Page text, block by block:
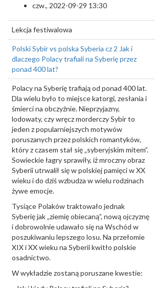
czw., 2022-09-29 13:30
Lekcja festiwalowa
Polski Sybir vs polska Syberia cz 2 Jak i
dlaczego Polacy trafiali na Syberię przez
ponad 400 lat?
Polacy na Syberię trafiają od ponad 400 lat.
Dla wielu było to miejsce katorgi, zesłania i
śmierci na obczyźnie. Nieprzyjazny,
lodowaty, czy wręcz morderczy Sybir to
jeden z popularniejszych motywów
poruszanych przez polskich romantyków,
który z czasem stał się „syberyjskim mitem”.
Sowieckie łagry sprawiły, iż mroczny obraz
Syberii utrwalił się w polskiej pamięci w XX
wieku i do dziś wzbudza w wielu rodzinach
żywe emocje.
Tysiące Polaków traktowało jednak
Syberię jak „ziemię obiecaną”, nową ojczyznę
i dobrowolnie udawało się na Wschód w
poszukiwaniu lepszego losu. Na przełomie
XIX i XX wieku na Syberii kwitło polskie
osadnictwo.
W wykładzie zostaną poruszane kwestie: